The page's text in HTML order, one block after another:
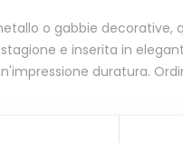
o gabbie decorative,
e inserita in
duratura.